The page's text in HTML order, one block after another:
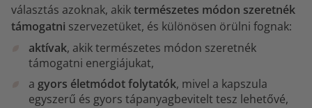
választás azoknak, akiktermészetes módon szeretnék
támogatni szervezetüket, és különösen örülni fognak:
aktívak, akik természetes módon szeretnék
támogatni energiájukat,
a gyors életmódot folytatók, mivel a kapszula
egyszerű és gyors tápanyagbevitelt tesz lehetővé,